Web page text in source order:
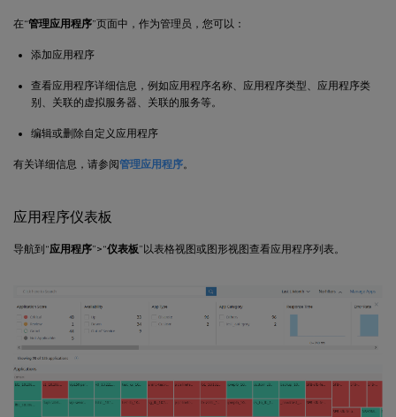
在“管理应用程序”页面中，作为管理员，您可以：
添加应用程序
查看应用程序详细信息，例如应用程序名称、应用程序类型、应用程序类
别、关联的虚拟服务器、关联的服务等。
编辑或删除自定义应用程序
有关详细信息，请参阅管理应用程序。
应用程序仪表板
导航到“应用程序”>“仪表板”以表格视图或图形视图查看应用程序列表。